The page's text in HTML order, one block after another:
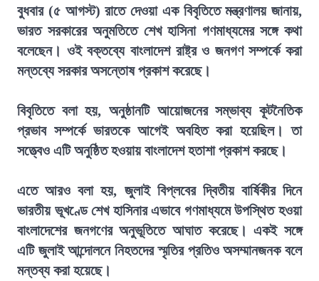
বুধবার (৫ আগস্ট) রাতে দেওয়া এক বিবৃতিতে মন্ত্রণালয় জানায়,
ভারত সরকারের অনুমতিতে শেখ হাসিনা গণমাধ্যমের সঙ্গে কথা
বলেছেন। ওই বক্তব্যে বাংলাদেশ রাষ্ট্র ও জনগণ সম্পর্কে করা
মন্তব্যে সরকার অসন্তোষ প্রকাশ করেছে।
বিবৃতিতে বলা হয়, অনুষ্ঠানটি আয়োজনের সম্ভাব্য কূটনৈতিক
প্রভাব সম্পর্কে ভারতকে আগেই অবহিত করা হয়েছিল। তা
সত্ত্বেও এটি অনুষ্ঠিত হওয়ায় বাংলাদেশ হতাশা প্রকাশ করছে।
এতে আরও বলা হয়, জুলাই বিপ্লবের দ্বিতীয় বার্ষিকীর দিনে
ভারতীয় ভূখণ্ডে শেখ হাসিনার এভাবে গণমাধ্যমে উপস্থিত হওয়া
বাংলাদেশের জনগণের অনুভূতিতে আঘাত করেছে। একই সঙ্গে
এটি জুলাই আন্দোলনে নিহতদের স্মৃতির প্রতিও অসম্মানজনক বলে
মন্তব্য করা হয়েছে।